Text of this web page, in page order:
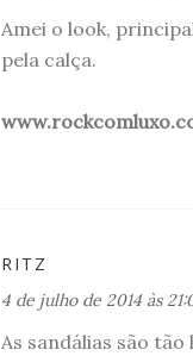
Amei o look,
pela calça.
RITZ
4 de julho de 2014 às
As sandálias são tão